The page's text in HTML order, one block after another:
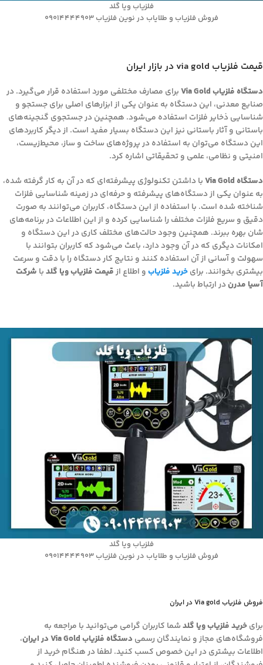
فلزیاب ویا گلد
فروش فلزیاب و طلایاب در نوین فلزیاب 09014444903
قیمت فلزیاب via gold در بازار ایران
دستگاه فلزیاب Via Gold
برای مصارف مختلفی مورد استفاده قرار می‌گیرد. در
صنایع معدنی، این دستگاه به عنوان یکی از ابزارهای اصلی برای جستجو و
شناسایی ذخایر فلزات استفاده می‌شود. همچنین در جستجوی گنجینه‌های
باستانی و آثار باستانی نیز این دستگاه بسیار مفید است. از دیگر کاربردهای
این دستگاه می‌توان به استفاده در پروژه‌های ساخت و ساز، محیط‌زیست،
امنیتی و نظامی، علمی و تحقیقاتی اشاره کرد.
دستگاه Via Gold
با داشتن تکنولوژی پیشرفته‌ای که در آن به کار گرفته شده،
به عنوان یکی از دستگاه‌های پیشرفته و حرفه‌ای در زمینه شناسایی فلزات
شناخته شده است. با استفاده از این دستگاه، کاربران می‌توانند به صورت
دقیق و سریع فلزات مختلف را شناسایی کرده و از این اطلاعات در برنامه‌های
شان بهره ببرند. همچنین وجود حالت‌های مختلف کاری در این دستگاه و
امکانات دیگری که در آن وجود دارد، باعث می‌شود که کاربران بتوانند با
سهولت و آسانی از آن استفاده کنند و نتایج کار دستگاه را با دقت و سرعت
بیشتری بخوانند. برایخرید فلزیابو اطلاع ازقیمت فلزیاب ویا گلدبا شرکت
آسیا مدرندر ارتباط باشید.
فلزیاب ویا گلد
فروش فلزیاب و طلایاب در نوین فلزیاب 09014444903
فروش فلزیاب Via gold در ایران
برایخرید فلزیاب ویا گلدشما کاربران گرامی می‌توانید با مراجعه به
فروشگاه‌های مجاز و نمایندگان رسمی دستگاه فلزیاب Via Gold در ایران
،
اطلاعات بیشتری در این خصوص کسب کنید. لطفا در هنگام خرید از